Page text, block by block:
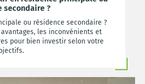
secondaire ?
ou résidence secondaire ?
avantages, les inconvénients et
pour bien investir selon votre